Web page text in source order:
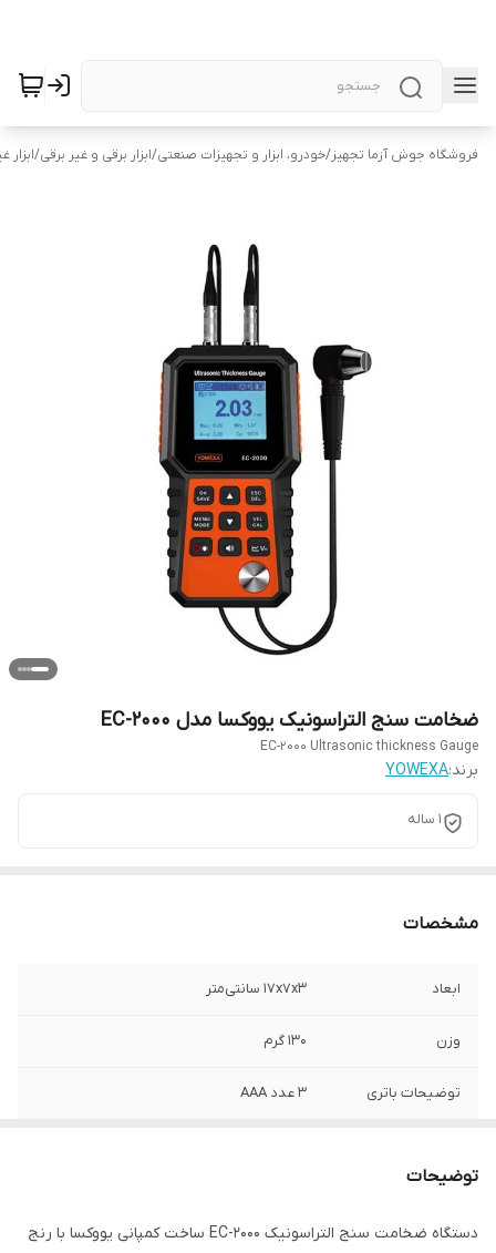
فروشگاه جوش آزما تجهیز/خودرو، ابزار و تجهیزات صنعتی/ابزار برقی و غیر برقی/ابزار
ضخامت سنج التراسونیک یووکسا مدل EC-2000
EC-2000 Ultrasonic thickness Gauge
برند:YOWEXA
1 ساله
مشخصات
ابعاد 17x7x3 سانتی‌متر
وزن 130 گرم
توضیحات باتری 3 عدد AAA
توضیحات
دستگاه ضخامت سنج التراسونیک EC-2000 ساخت کمپانی یووکسا با رنج